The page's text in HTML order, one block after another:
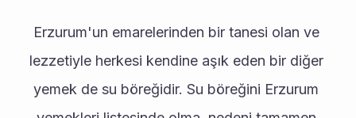
Erzurum'un emarelerinden bir tanesi olan ve
lezzetiyle herkesi kendine aşık eden bir diğer
yemek de su böreğidir. Su böreğini Erzurum